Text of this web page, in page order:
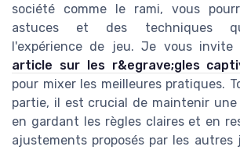
société comme le rami, vous
astuces et des techniques
l'expérience de jeu. Je vous invite
article sur les r&egrave;gles
pour mixer les meilleures pratiques.
partie, il est crucial de maintenir une
en gardant les règles claires et en
ajustements proposés par les autres